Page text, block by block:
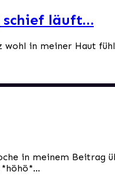
schief läuft…
in meiner Haut
in meinem Beitrag